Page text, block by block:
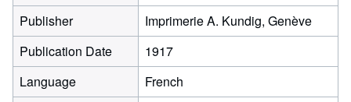
Publisher
Imprimerie A. Kundig, Genève
Publication Date
1917
Language
French